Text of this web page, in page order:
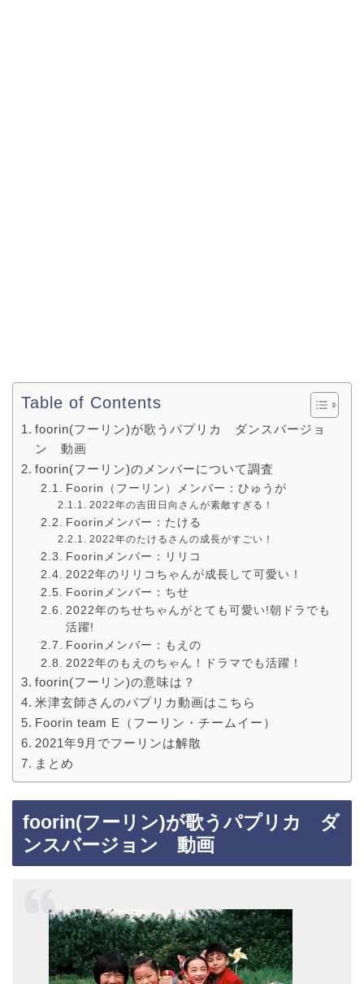
Table of Contents
foorin(フーリン)が歌うパプリカ ダンスバージョ
ン 動画
foorin(フーリン)のメンバーについて調査
Foorin（フーリン）メンバー：ひゅうが
2022年の吉田日向さんが素敵すぎる！
Foorinメンバー：たける
2022年のたけるさんの成長がすごい！
Foorinメンバー：リリコ
2022年のリリコちゃんが成長して可愛い！
Foorinメンバー：ちせ
2022年のちせちゃんがとても可愛い!朝ドラでも
活躍!
Foorinメンバー：もえの
2022年のもえのちゃん！ドラマでも活躍！
foorin(フーリン)の意味は？
米津玄師さんのパプリカ動画はこちら
Foorin team E（フーリン・チームイー）
2021年9月でフーリンは解散
まとめ
foorin(フーリン)が歌うパプリカ ダ
ンスバージョン 動画